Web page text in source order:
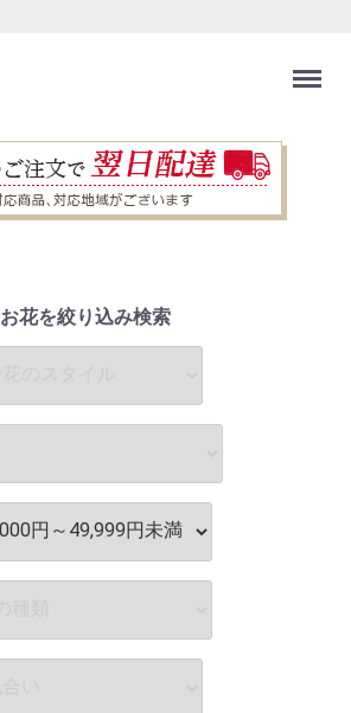
Menu
お花を絞り込み検索